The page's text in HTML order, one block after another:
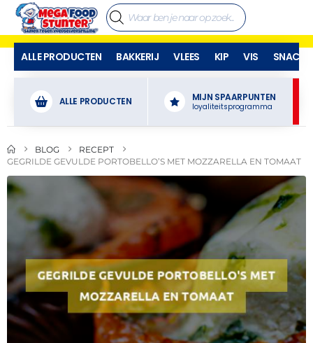
ALLE PRODUCTEN BAKKERIJ VLEES KIP VIS SNACKS
ALLE PRODUCTEN MIJN SPAARPUNTEN
loyaliteitsprogramma
BLOG
RECEPT
GEGRILDE GEVULDE PORTOBELLO’S MET MOZZARELLA EN TOMAAT